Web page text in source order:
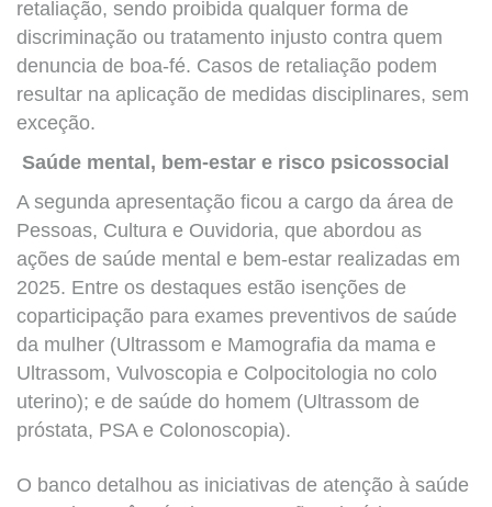
retaliação, sendo proibida qualquer forma de
discriminação ou tratamento injusto contra quem
denuncia de boa-fé. Casos de retaliação podem
resultar na aplicação de medidas disciplinares, sem
exceção.
Saúde mental, bem-estar e risco psicossocial
A segunda apresentação ficou a cargo da área de
Pessoas, Cultura e Ouvidoria, que abordou as
ações de saúde mental e bem-estar realizadas em
2025. Entre os destaques estão isenções de
coparticipação para exames preventivos de saúde
da mulher (Ultrassom e Mamografia da mama e
Ultrassom, Vulvoscopia e Colpocitologia no colo
uterino); e de saúde do homem (Ultrassom de
próstata, PSA e Colonoscopia).
O banco detalhou as iniciativas de atenção à saúde